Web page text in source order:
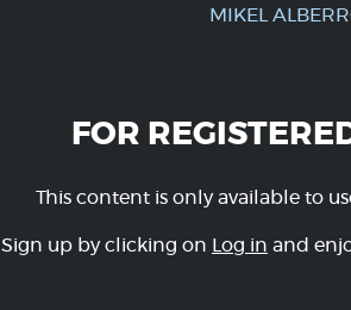
MIKEL
FOR
This content is only available to
Sign up by clicking on Log in and